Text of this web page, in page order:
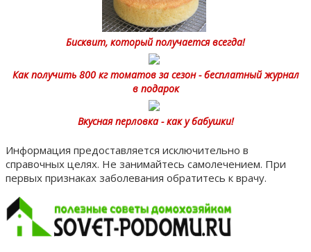
Бисквит, который получается всегда!
Как получить 800 кг томатов за сезон - бесплатный журнал
в подарок
Вкусная перловка - как у бабушки!
Информация предоставляется исключительно в
справочных целях. Не занимайтесь самолечением. При
первых признаках заболевания обратитесь к врачу.